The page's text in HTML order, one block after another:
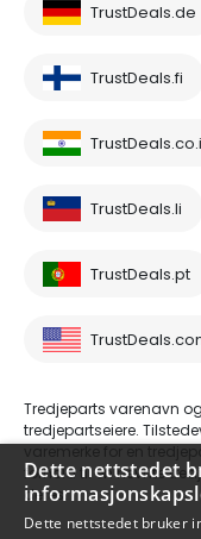
TrustDeals.de
TrustDeals.fi
TrustDeals.li
TrustDeals.pt
Tredjeparts varenavn
tredjepartseiere.
forhold til en nevnte
deres.
Dette nettstedet
Dette nettstedet bruker